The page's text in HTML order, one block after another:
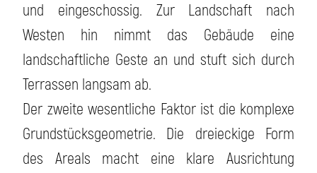
und eingeschossig. Zur Landschaft nach
Westen hin nimmt das Gebäude eine
landschaftliche Geste an und stuft sich durch
Terrassen langsam ab.
Der zweite wesentliche Faktor ist die komplexe
Grundstücksgeometrie. Die dreieckige Form
des Areals macht eine klare Ausrichtung